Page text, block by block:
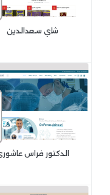
شاي سعدالدين
الدكتور فراس